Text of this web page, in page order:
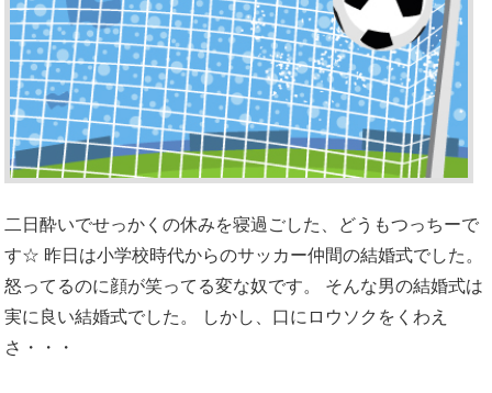
二日酔いでせっかくの休みを寝過ごした、どうもつっちーで
す☆ 昨日は小学校時代からのサッカー仲間の結婚式でした。
怒ってるのに顔が笑ってる変な奴です。 そんな男の結婚式は
実に良い結婚式でした。 しかし、口にロウソクをくわえ
さ・・・